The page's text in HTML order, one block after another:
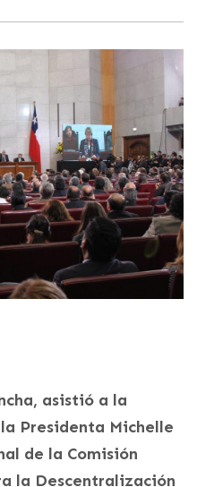
asistió a la
Presidenta Michelle
de la Comisión
la Descentralización